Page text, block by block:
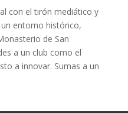
con el tirón mediático y
un entorno histórico,
de San
a un club como el
a innovar. Sumas a un